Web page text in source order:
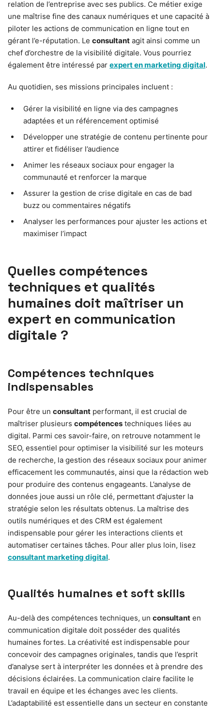
relation de l’entreprise avec ses publics. Ce métier exige
une maîtrise fine des canaux numériques et une capacité à
piloter les actions de communication en ligne tout en
gérant l’e-réputation. Le consultant agit ainsi comme un
chef d’orchestre de la visibilité digitale. Vous pourriez
également être intéressé par expert en marketing digital.
Au quotidien, ses missions principales incluent :
Gérer la visibilité en ligne via des campagnes
adaptées et un référencement optimisé
Développer une stratégie de contenu pertinente pour
attirer et fidéliser l’audience
Animer les réseaux sociaux pour engager la
communauté et renforcer la marque
Assurer la gestion de crise digitale en cas de bad
buzz ou commentaires négatifs
Analyser les performances pour ajuster les actions et
maximiser l’impact
Quelles compétences
techniques et qualités
humaines doit maîtriser un
expert en communication
digitale ?
Compétences techniques
indispensables
Pour être un consultant performant, il est crucial de
maîtriser plusieurs compétences techniques liées au
digital. Parmi ces savoir-faire, on retrouve notamment le
SEO, essentiel pour optimiser la visibilité sur les moteurs
de recherche, la gestion des réseaux sociaux pour animer
efficacement les communautés, ainsi que la rédaction web
pour produire des contenus engageants. L’analyse de
données joue aussi un rôle clé, permettant d’ajuster la
stratégie selon les résultats obtenus. La maîtrise des
outils numériques et des CRM est également
indispensable pour gérer les interactions clients et
automatiser certaines tâches. Pour aller plus loin, lisez
consultant marketing digital.
Qualités humaines et soft skills
Au-delà des compétences techniques, un consultant en
communication digitale doit posséder des qualités
humaines fortes. La créativité est indispensable pour
concevoir des campagnes originales, tandis que l’esprit
d’analyse sert à interpréter les données et à prendre des
décisions éclairées. La communication claire facilite le
travail en équipe et les échanges avec les clients.
L’adaptabilité est essentielle dans un secteur en constante